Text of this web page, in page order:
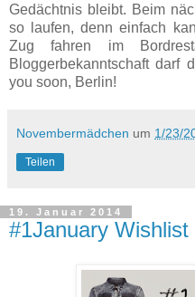
Gedächtnis bleibt. Beim
so laufen, denn einfach
Zug fahren im
Bloggerbekanntschaft darf
you soon, Berlin!
Novembermädchen um 1/23/
Teilen
19. Januar 2014
#1January Wishlist